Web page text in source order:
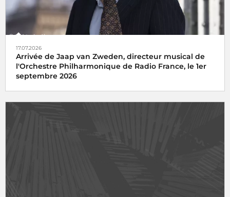
17.07.2026
Arrivée de Jaap van Zweden, directeur musical de
l'Orchestre Philharmonique de Radio France, le 1er
septembre 2026